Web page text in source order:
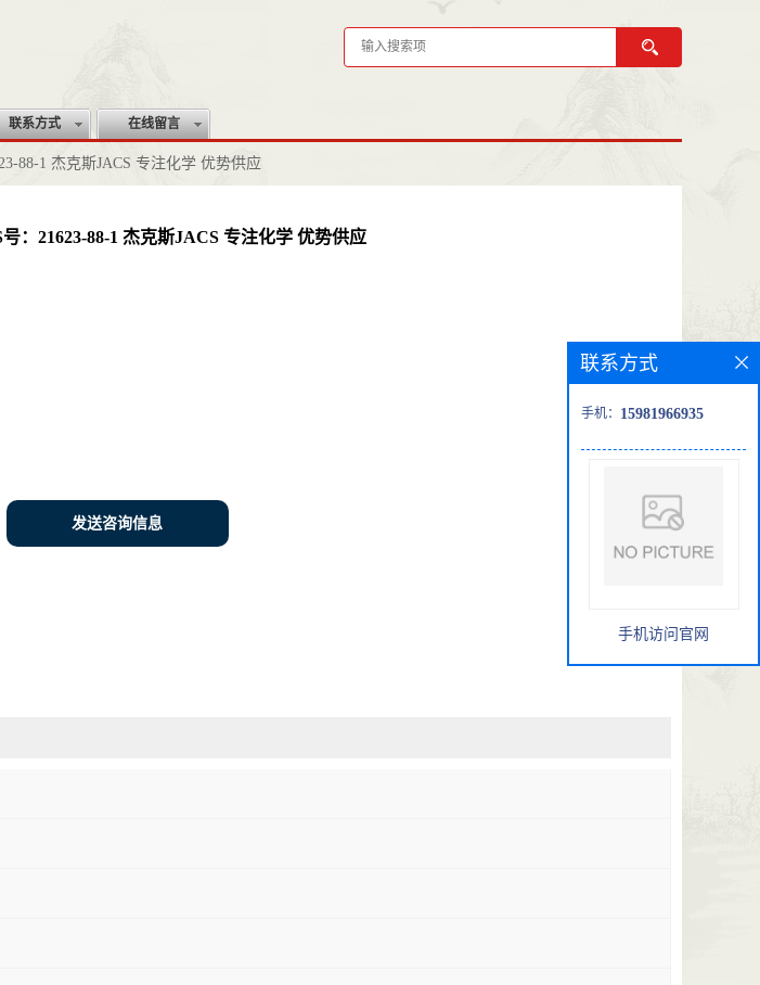
联系方式 在线留言
88-1 杰克斯JACS 专注化学 优势供应
：21623-88-1 杰克斯JACS 专注化学 优势供应
发送咨询信息
联系方式
手机： 15981966935
手机访问官网